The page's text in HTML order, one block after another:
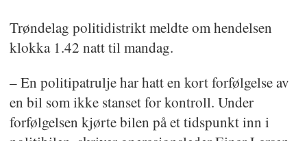
Trøndelag politidistrikt meldte om hendelsen
klokka 1.42 natt til mandag.
– En politipatrulje har hatt en kort forfølgelse av
en bil som ikke stanset for kontroll. Under
forfølgelsen kjørte bilen på et tidspunkt inn i